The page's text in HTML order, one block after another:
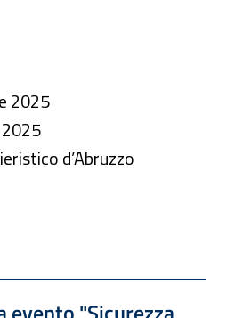
2025
d’Abruzzo
Dimensione 10.63 MB